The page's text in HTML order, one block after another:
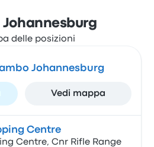
Johannesburg
Johannesburg
Vedi mappa
Centre
Centre, Cnr Rifle Range